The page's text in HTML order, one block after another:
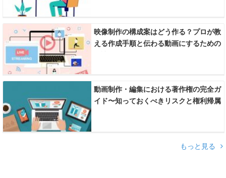
映像制作の構成案はどう作る？プロが教
える作成手順と伝わる動画にするための
動画制作・編集における著作権の完全ガ
イド〜知っておくべきリスクと権利帰属
もっと見る